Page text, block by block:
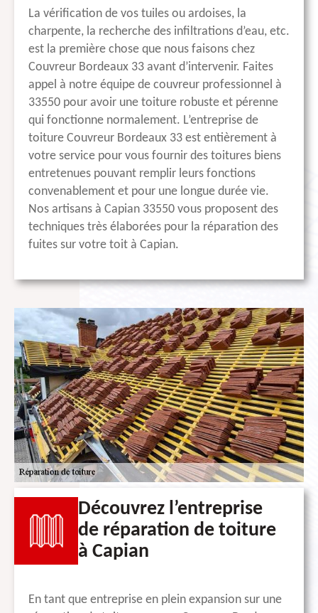
La vérification de vos tuiles ou ardoises, la
charpente, la recherche des infiltrations d’eau, etc.
est la première chose que nous faisons chez
Couvreur Bordeaux 33 avant d’intervenir. Faites
appel à notre équipe de couvreur professionnel à
33550 pour avoir une toiture robuste et pérenne
qui fonctionne normalement. L’entreprise de
toiture Couvreur Bordeaux 33 est entièrement à
votre service pour vous fournir des toitures biens
entretenues pouvant remplir leurs fonctions
convenablement et pour une longue durée vie.
Nos artisans à Capian 33550 vous proposent des
techniques très élaborées pour la réparation des
fuites sur votre toit à Capian.
Découvrez l’entreprise
de réparation de toiture
à Capian
En tant que entreprise en plein expansion sur une